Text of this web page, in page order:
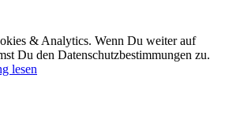
& Analytics. Wenn Du weiter auf
Du den Datenschutzbestimmungen zu.
lesen